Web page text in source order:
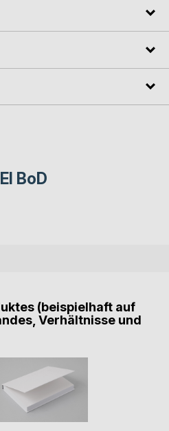
BoD
(beispielhaft auf
Verhältnisse und